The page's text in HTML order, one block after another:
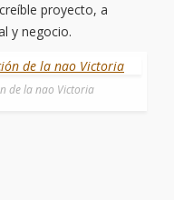
proyecto, a
y negocio.
de la nao Victoria